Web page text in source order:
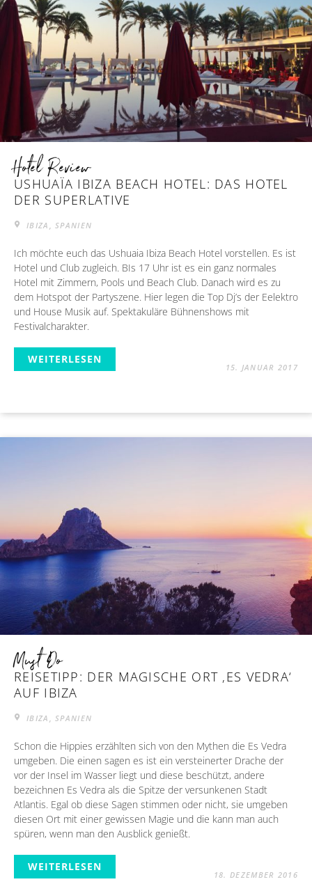
Hotel Review
USHUAÏA IBIZA BEACH HOTEL: DAS HOTEL
DER SUPERLATIVE
IBIZA, SPANIEN
Ich möchte euch das Ushuaia Ibiza Beach Hotel vorstellen. Es ist
Hotel und Club zugleich. BIs 17 Uhr ist es ein ganz normales
Hotel mit Zimmern, Pools und Beach Club. Danach wird es zu
dem Hotspot der Partyszene. Hier legen die Top Dj’s der Eelektro
und House Musik auf. Spektakuläre Bühnenshows mit
Festivalcharakter.
WEITERLESEN
15. JANUAR 2017
Must Do
REISETIPP: DER MAGISCHE ORT ‚ES VEDRA‘
AUF IBIZA
IBIZA, SPANIEN
Schon die Hippies erzählten sich von den Mythen die Es Vedra
umgeben. Die einen sagen es ist ein versteinerter Drache der
vor der Insel im Wasser liegt und diese beschützt, andere
bezeichnen Es Vedra als die Spitze der versunkenen Stadt
Atlantis. Egal ob diese Sagen stimmen oder nicht, sie umgeben
diesen Ort mit einer gewissen Magie und die kann man auch
spüren, wenn man den Ausblick genießt.
WEITERLESEN
18. DEZEMBER 2016